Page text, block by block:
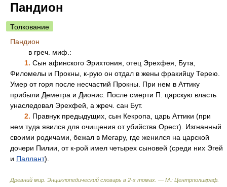
Пандион
Толкование
Пандион
в греч. миф.:
1. Сын афинского Эрихтония, отец Эрехфея, Бута,
Филомелы и Прокны, к-рую он отдал в жены фракийцу Терею.
Умер от горя после несчастий Прокны. При нем в Аттику
прибыли Деметра и Дионис. После смерти П. царскую власть
унаследовал Эрехфей, а жреч. сан Бут.
2. Правнук предыдущих, сын Кекропа, царь Аттики (при
нем туда явился для очищения от убийства Орест). Изгнанный
своими родичами, бежал в Мегару, где женился на царской
дочери Пилии, от к-рой имел четырех сыновей (среди них Эгей
и Паллант).
Древний мир. Энциклопедический словарь в 2-х томах. — М.: Центрполиграф